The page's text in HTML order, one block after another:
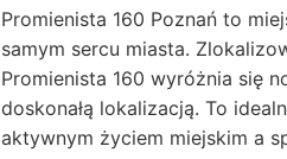
Promienista 160 Poznań to
samym sercu miasta.
Promienista 160 wyróżnia się
doskonałą lokalizacją. To
aktywnym życiem miejskim a